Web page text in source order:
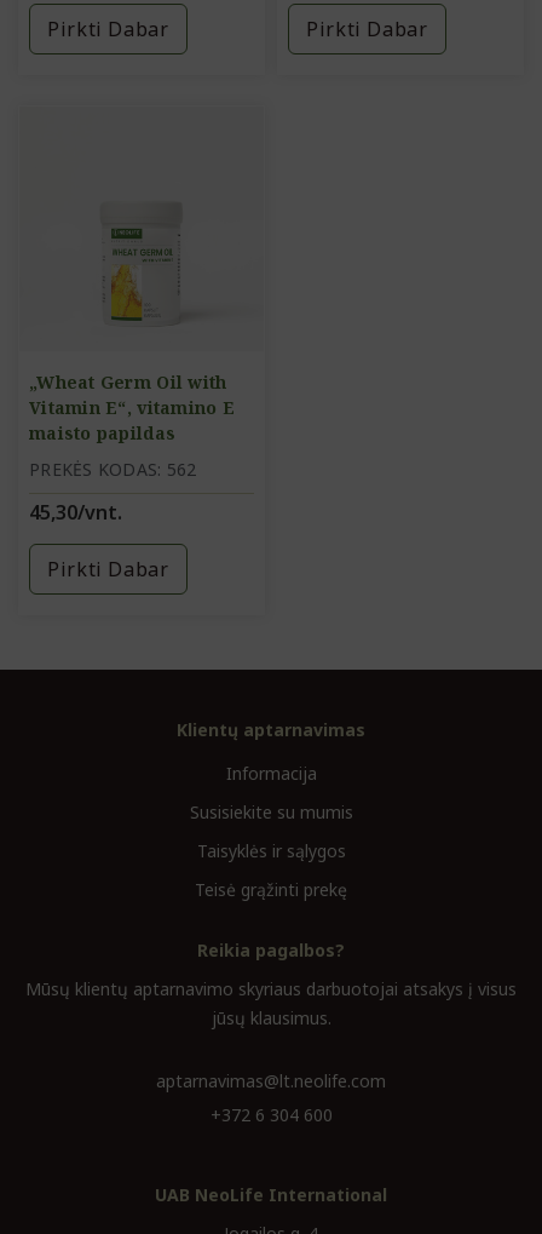
Pirkti Dabar Pirkti Dabar
„Wheat Germ Oil with
Vitamin E“, vitamino E
maisto papildas
PREKĖS KODAS: 562
45,30/vnt.
Pirkti Dabar
Klientų aptarnavimas
Informacija
Susisiekite su mumis
Taisyklės ir sąlygos
Teisė grąžinti prekę
Reikia pagalbos?
Mūsų klientų aptarnavimo skyriaus darbuotojai atsakys į visus
jūsų klausimus.
aptarnavimas@lt.neolife.com
+372 6 304 600
UAB NeoLife International